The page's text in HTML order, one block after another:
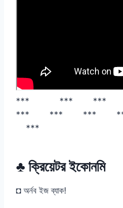
*** *** ***
*** *** ***
***
♣ ক্রিয়েটর ইকোনমি
◘ অর্নব ইজ ব্যাক!